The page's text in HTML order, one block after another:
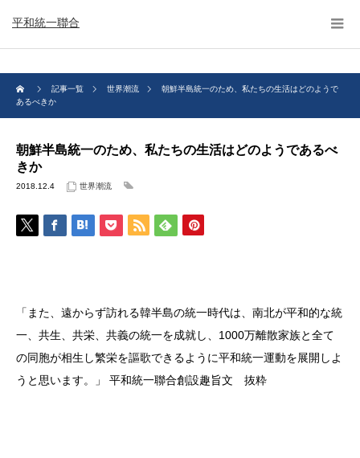
平和統一聯合
記事一覧 世界潮流
朝鮮半島統一のため、私たちの生活はどのようで
あるべきか
朝鮮半島統一のため、私たちの生活はどのようであるべ
きか
2018.12.4 世界潮流
「また、遠からず訪れる韓半島の統一時代は、南北が平和的な統
一、共生、共栄、共義の統一を成就し、1000万離散家族と全て
の同胞が相生し繁栄を謳歌できるように平和統一運動を展開しよ
うと思います。」 平和統一聯合創設趣旨文 抜粋